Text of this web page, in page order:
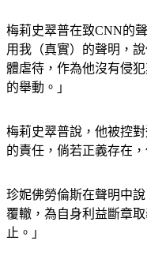
梅莉史翠普在致CNN的
用我（真實）的聲明，
體虐待，作為他沒有侵
的舉動。」
梅莉史翠普說，他被控
的責任，倘若正義存在
珍妮佛勞倫斯在聲明中
覆轍，為自身利益斷章
止。」